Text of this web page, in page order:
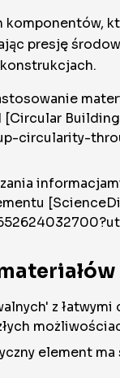
presję
[Circular
circularity-
z
element